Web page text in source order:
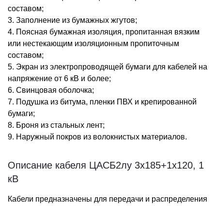
составом;
3. Заполнение из бумажных жгутов;
4. Поясная бумажная изоляция, пропитанная вязким
или нестекающим изоляционным пропиточным
составом;
5. Экран из электропроводящей бумаги для кабелей на
напряжение от 6 кВ и более;
6. Свинцовая оболочка;
7. Подушка из битума, пленки ПВХ и крепированной
бумаги;
8. Броня из стальных лент;
9. Наружный покров из волокнистых материалов.
Описание кабеля ЦАСБ2лу 3х185+1х120, 1
кВ
Кабели предназначены для передачи и распределения